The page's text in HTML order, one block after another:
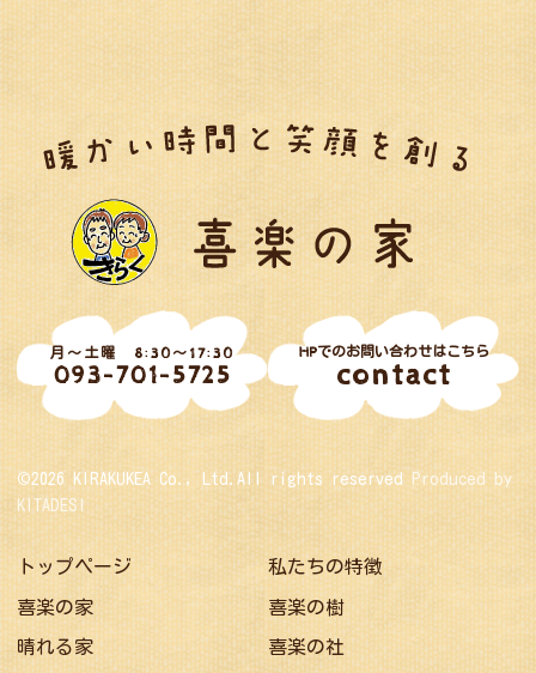
月～土曜 8:30～17:30
093-701-5725
HPでのお問い合わせはこちら
contact
©2026 KIRAKUKEA Co., Ltd.All rights reserved
Produced by
KITADESI
トップページ 私たちの特徴
喜楽の家 喜楽の樹
晴れる家 喜楽の社